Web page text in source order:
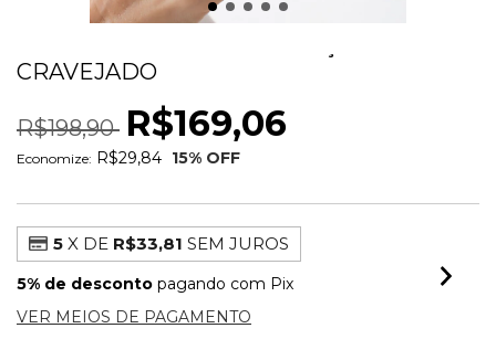
CRAVEJADO
R$198,90 R$169,06
Economize: R$29,84 15% OFF
5 X DE R$33,81 SEM JUROS
5% de desconto pagando com Pix
VER MEIOS DE PAGAMENTO